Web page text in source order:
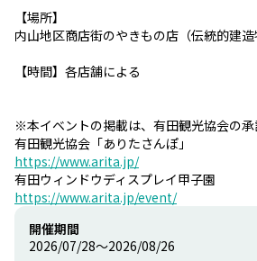
【場所】
内山地区商店街のやきもの店（伝統的建造
【時間】各店舗による
※本イベントの掲載は、有田観光協会の承
有田観光協会「ありたさんぽ」
https://www.arita.jp/
有田ウィンドウディスプレイ甲子園
https://www.arita.jp/event/
開催期間
2026/07/28〜2026/08/26